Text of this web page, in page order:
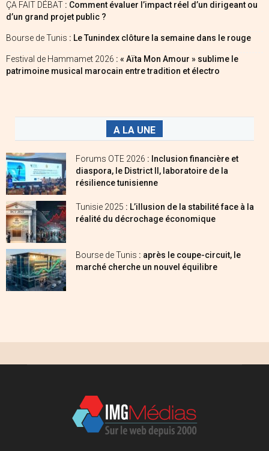
ÇA FAIT DÉBAT : Comment évaluer l’impact réel d’un dirigeant ou
d’un grand projet public ?
Bourse de Tunis : Le Tunindex clôture la semaine dans le rouge
Festival de Hammamet 2026 : « Aïta Mon Amour » sublime le
patrimoine musical marocain entre tradition et électro
A LA UNE
Forums OTE 2026 : Inclusion financière et
diaspora, le District II, laboratoire de la
résilience tunisienne
Tunisie 2025 : L’illusion de la stabilité face à la
réalité du décrochage économique
Bourse de Tunis : après le coupe-circuit, le
marché cherche un nouvel équilibre